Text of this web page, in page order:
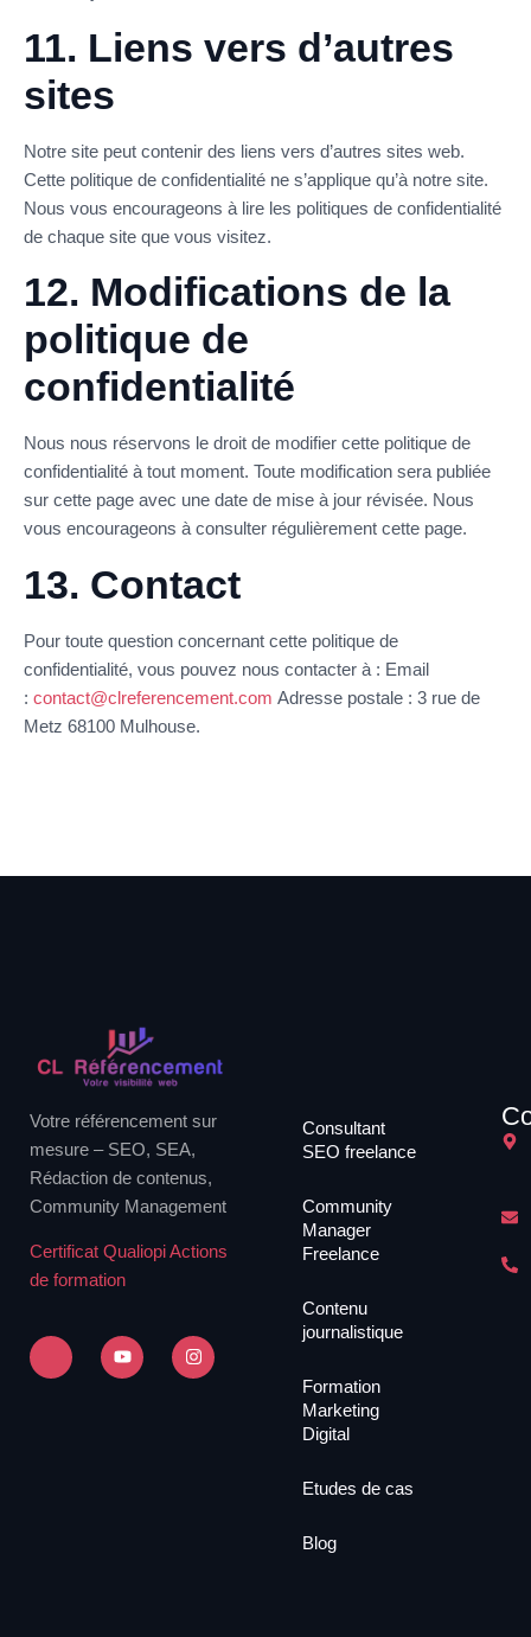
11. Liens vers d’autres
sites
Notre site peut contenir des liens vers d’autres sites web.
Cette politique de confidentialité ne s’applique qu’à notre site.
Nous vous encourageons à lire les politiques de confidentialité
de chaque site que vous visitez.
12. Modifications de la
politique de
confidentialité
Nous nous réservons le droit de modifier cette politique de
confidentialité à tout moment. Toute modification sera publiée
sur cette page avec une date de mise à jour révisée. Nous
vous encourageons à consulter régulièrement cette page.
13. Contact
Pour toute question concernant cette politique de
confidentialité, vous pouvez nous contacter à : Email
: contact@clreferencement.com Adresse postale : 3 rue de
Metz 68100 Mulhouse.
Votre référencement sur
mesure – SEO, SEA,
Rédaction de contenus,
Community Management
Certificat Qualiopi Actions
de formation
Consultant
SEO freelance
Community
Manager
Freelance
Contenu
journalistique
Formation
Marketing
Digital
Etudes de cas
Blog